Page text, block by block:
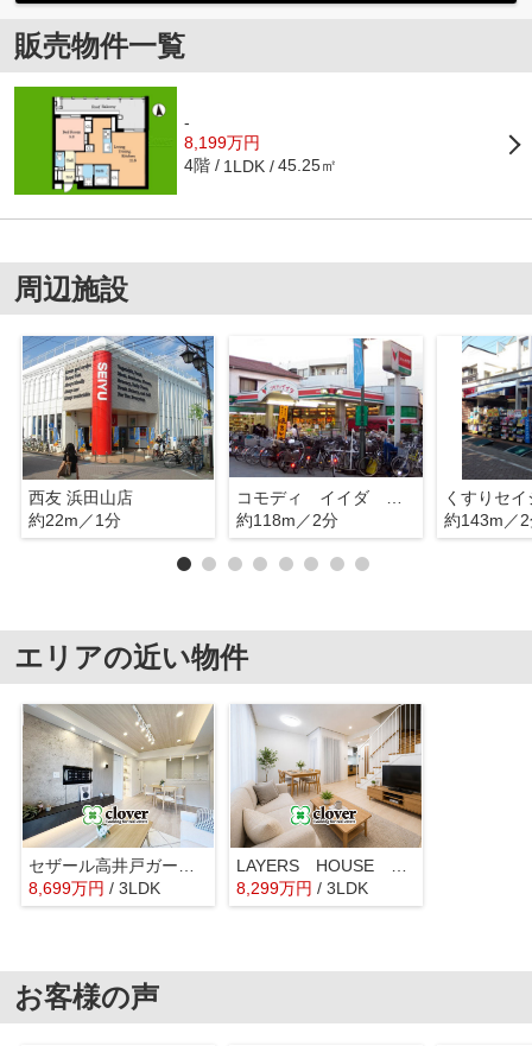
販売物件一覧
-
8,199万円
4階 1LDK 45.25㎡
周辺施設
西友 浜田山店
約22m／1分
約118m／2分
約143m／
エリアの近い物件
8,699万円 / 3LDK
8,299万円 / 3LDK
お客様の声